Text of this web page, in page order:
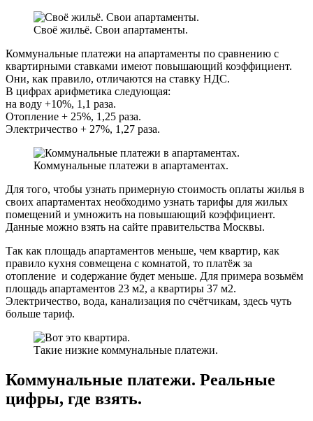
Своё жильё. Свои апартаменты.
Коммунальные платежи на апартаменты по сравнению с
квартирными ставками имеют повышающий коэффициент.
Они, как правило, отличаются на ставку НДС.
В цифрах арифметика следующая:
на воду +10%, 1,1 раза.
Отопление + 25%, 1,25 раза.
Электричество + 27%, 1,27 раза.
Коммунальные платежи в апартаментах.
Для того, чтобы узнать примерную стоимость оплаты жилья в
своих апартаментах необходимо узнать тарифы для жилых
помещений и умножить на повышающий коэффициент.
Данные можно взять на сайте правительства Москвы.
Так как площадь апартаментов меньше, чем квартир, как
правило кухня совмещена с комнатой, то платёж за
отопление и содержание будет меньше. Для примера возьмём
площадь апартаментов 23 м2, а квартиры 37 м2.
Электричество, вода, канализация по счётчикам, здесь чуть
больше тариф.
Такие низкие коммунальные платежи.
Коммунальные платежи. Реальные
цифры, где взять.